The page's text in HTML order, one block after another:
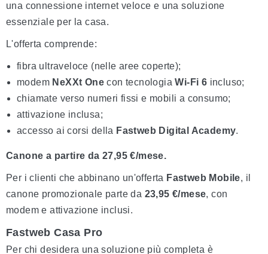
una connessione internet veloce e una soluzione
essenziale per la casa.
L'offerta comprende:
fibra ultraveloce (nelle aree coperte);
modem NeXXt One con tecnologiaWi-Fi 6 incluso;
chiamate verso numeri fissi e mobili a consumo;
attivazione inclusa;
accesso ai corsi della Fastweb Digital Academy.
Canone a partire da 27,95 €/mese.
Per i clienti che abbinano un'offerta Fastweb Mobile, il
canone promozionale parte da 23,95 €/mese, con
modem e attivazione inclusi.
Fastweb Casa Pro
Per chi desidera una soluzione più completa è